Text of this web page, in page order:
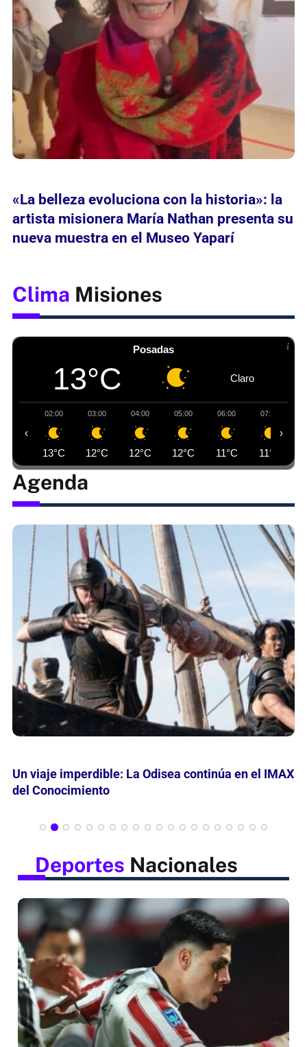
«La belleza evoluciona con la historia»: la
artista misionera María Nathan presenta su
nueva muestra en el Museo Yaparí
Clima Misiones
Posadas
13°C Claro
02:00
13°C
03:00
12°C
04:00
12°C
05:00
12°C
06:00
11°C
07:00
11°C
‹ ›
Agenda
Mes de las Infancias: Curiosamente invita leer,
jugar y descubrir
Deportes Nacionales